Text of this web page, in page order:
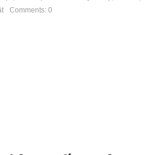
Comments: 0